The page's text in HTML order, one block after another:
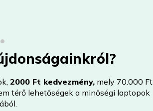
2000 Ft kedvezmény,mely 70.000 Ft
térő lehetőségek a minőségi laptopok